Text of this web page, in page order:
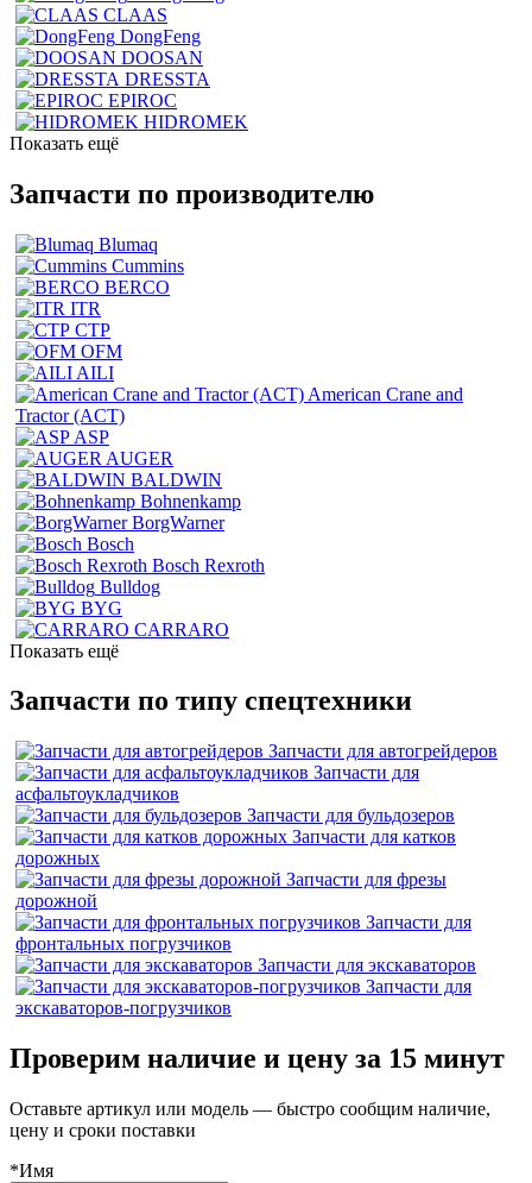
CLAAS
DongFeng
DOOSAN
DRESSTA
EPIROC
HIDROMEK
Показать ещё
Запчасти по производителю
Blumaq
Cummins
BERCO
ITR
CTP
OFM
AILI
American Crane and
Tractor (ACT)
ASP
AUGER
BALDWIN
Bohnenkamp
BorgWarner
Bosch
Bosch Rexroth
Bulldog
BYG
CARRARO
Показать ещё
Запчасти по типу спецтехники
Запчасти для автогрейдеров
Запчасти для
асфальтоукладчиков
Запчасти для бульдозеров
Запчасти для катков
дорожных
Запчасти для фрезы
дорожной
Запчасти для
фронтальных погрузчиков
Запчасти для экскаваторов
Запчасти для
экскаваторов-погрузчиков
Проверим наличие и цену за 15 минут
Оставьте артикул или модель — быстро сообщим наличие,
цену и сроки поставки
*Имя